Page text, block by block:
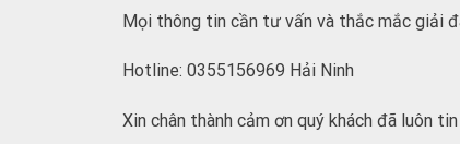
Mọi thông tin cần tư vấn và thắc mắc giải
Hotline: 0355156969 Hải Ninh
Xin chân thành cảm ơn quý khách đã luôn